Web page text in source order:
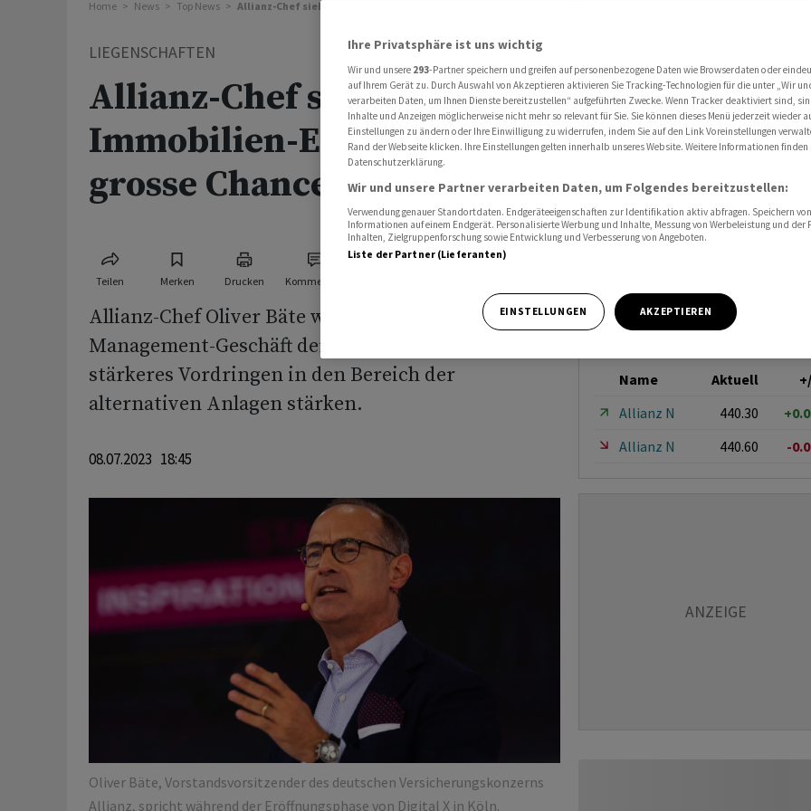
Home News Top News Allianz-Chef sieht Immobilien-Einbruch als grosse Chance
LIEGENSCHAFTEN
Allianz-Chef sieht
Immobilien-Einbruch als
grosse Chance
Teilen Merken Drucken Kommentare
Allianz-Chef Oliver Bäte will das Asset-
Management-Geschäft der Allianz durch ein
stärkeres Vordringen in den Bereich der
alternativen Anlagen stärken.
08.07.2023 18:45
Oliver Bäte, Vorstandsvorsitzender des deutschen Versicherungskonzerns
Allianz, spricht während der Eröffnungsphase von Digital X in Köln.
Name Aktuell
Allianz N
440.30
Allianz N
440.60 -
Ihre Privatsphäre ist uns wichtig
Wir und unsere 293-Partner speichern und greifen auf personenbezogene Daten wie Browserdaten oder
auf Ihrem Gerät zu. Durch Auswahl von Akzeptieren aktivieren Sie Tracking-Technologien für die unter „Wir
verarbeiten Daten, um Ihnen Dienste bereitzustellen“ aufgeführten Zwecke. Wenn Tracker deaktiviert sind,
Inhalte und Anzeigen möglicherweise nicht mehr so relevant für Sie. Sie können dieses Menü jederzeit wieder
Einstellungen zu ändern oder Ihre Einwilligung zu widerrufen, indem Sie auf den Link Voreinstellungen
Rand der Webseite klicken. Ihre Einstellungen gelten innerhalb unseres Website. Weitere Informationen finden
Datenschutzerklärung.
Wir und unsere Partner verarbeiten Daten, um Folgendes bereitzustellen:
Verwendung genauer Standortdaten. Endgeräteeigenschaften zur Identifikation aktiv abfragen. Speichern
Informationen auf einem Endgerät. Personalisierte Werbung und Inhalte, Messung von Werbeleistung und der
Inhalten, Zielgruppenforschung sowie Entwicklung und Verbesserung von Angeboten.
Liste der Partner (Lieferanten)
EINSTELLUNGEN AKZEPTIEREN